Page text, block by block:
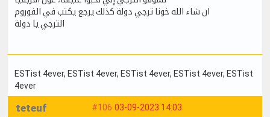
ان شاء الله خونا ترجي دولة كذلك يرجع يكتب في الفوروم
الترجي يا دولة
ESTist 4ever, ESTist 4ever, ESTist 4ever, ESTist 4ever, ESTist
4ever
#106 03-09-2023 14:03
teteuf